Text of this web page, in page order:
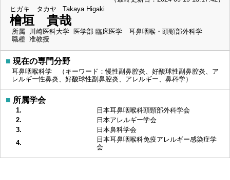
ヒガキ タカヤ
Takaya Higaki
檜垣 貴哉
所属
川崎医科大学 医学部 臨床医学 耳鼻咽喉・頭頸部外科学
職種 准教授
■ 現在の専門分野
耳鼻咽喉科学 （キーワード：慢性副鼻腔炎、好酸球性副鼻腔炎、ア
レルギー性鼻炎、好酸球性副鼻腔炎、アレルギー、鼻科学）
■ 所属学会
1.
日本耳鼻咽喉科頭頸部外科学会
2.
日本アレルギー学会
3.
日本鼻科学会
4.
日本耳鼻咽喉科免疫アレルギー感染症学
会